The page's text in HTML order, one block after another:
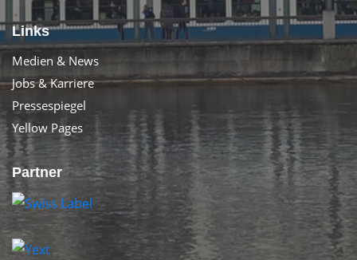
Links
Medien & News
Jobs & Karriere
Pressespiegel
Yellow Pages
Partner